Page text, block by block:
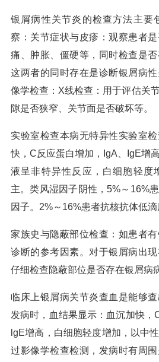
银屑病性关节炎的检查方法主要
察：关节症状与皮疹：观察患者
痛、肿胀、僵硬等，同时检查是否
这两者的同时存在是诊断银屑病
像学检查：X线检查：用于评估关
隙是否狭窄、关节面是否破坏等。
实验室检查本病无特异性实验室
快，C反应蛋白增加，IgA、IgE增
液呈非特异性反应，白细胞轻度
主。类风湿因子阴性，5%～16%
因子。2%～16%患者抗核抗体低滴
家族史与隐蔽部位检查：如患者
诊断的参考因素。对于银屑病出
仔细检查隐蔽部位是否存在银屑病
临床上银屑病关节炎查血是能够
发病时，血结果显示：血沉加快，
lgE增高，白细胞轻度增加，以中
过影像学检查检测，发病时有周